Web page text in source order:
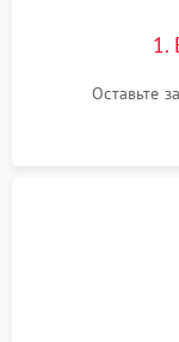
1.
Оставьте